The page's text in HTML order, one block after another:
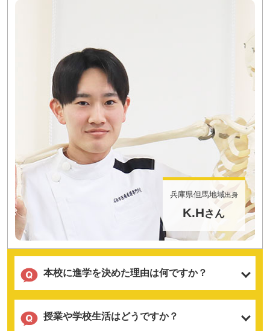
兵庫県但馬地域出身
K.Hさん
本校に進学を決めた理由は何ですか？
授業や学校生活はどうですか？